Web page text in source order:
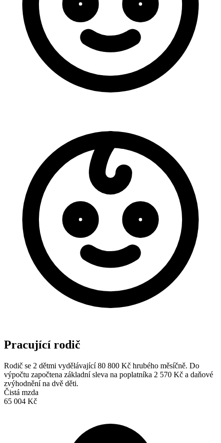
Pracující rodič
Rodič se 2 dětmi vydělávající 80 800 Kč hrubého měsíčně. Do
výpočtu započtena základní sleva na poplatníka 2 570 Kč a daňové
zvýhodnění na dvě děti.
Čistá mzda
65 004 Kč